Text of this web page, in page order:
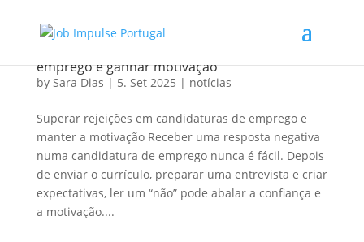
emprego e ganhar motivação
by Sara Dias | 5. Set 2025 | notícias
Superar rejeições em candidaturas de emprego e
manter a motivação Receber uma resposta negativa
numa candidatura de emprego nunca é fácil. Depois
de enviar o currículo, preparar uma entrevista e criar
expectativas, ler um “não” pode abalar a confiança e
a motivação....